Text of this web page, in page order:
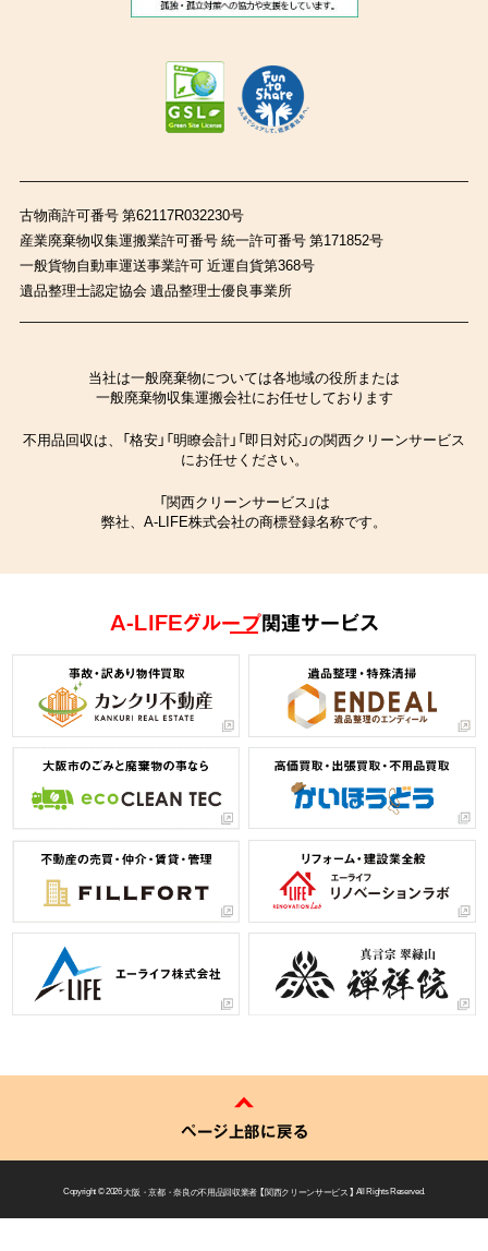
古物商許可番号 第62117R032230号
産業廃棄物収集運搬業許可番号 統一許可番号 第171852号
一般貨物自動車運送事業許可 近運自貨第368号
遺品整理士認定協会 遺品整理士優良事業所
当社は一般廃棄物については各地域の役所または
一般廃棄物収集運搬会社にお任せしております
不用品回収は、「格安」「明瞭会計」「即日対応」の関西クリーンサービス
にお任せください。
「関西クリーンサービス」は
弊社、A-LIFE株式会社の商標登録名称です。
A-LIFEグループ関連サービス
ページ上部に戻る
Copyright © 2026大阪・京都・奈良の不用品回収業者 【 関西クリーンサービス 】 All Rights Reserved.